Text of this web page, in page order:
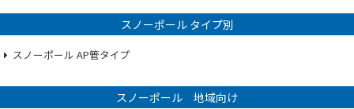
スノーポール タイプ別
スノーポール AP管タイプ
スノーポール 地域向け